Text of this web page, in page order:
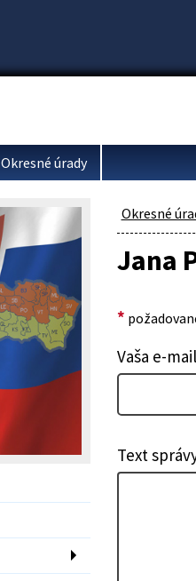
Okresné úrady
Okresné
Jana
*
Vaša e-
Text